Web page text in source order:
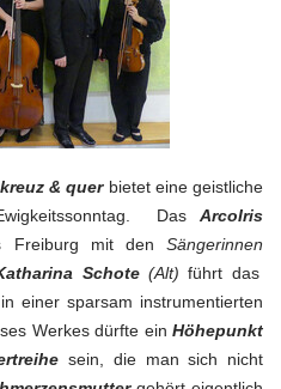
kreuz & quer bietet eine geistliche
Das ArcoIris
Freiburg mit denSängerinnen
Schote(Alt) führt das
einer sparsam instrumentierten
Werkes dürfte ein Höhepunkt
sein, die man sich nicht